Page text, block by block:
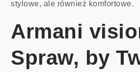
stylowe, ale również komfortowe.
Armani
Spraw, by